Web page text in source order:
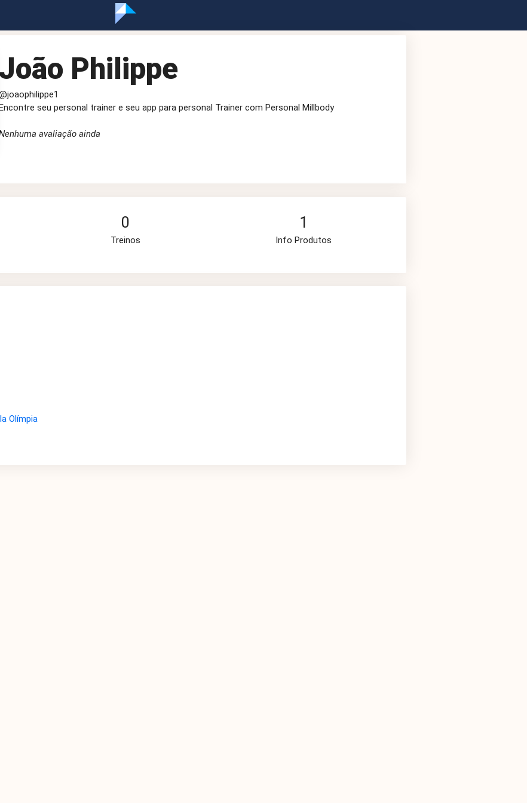
João Philippe
seu personal trainer e seu app para personal Trainer com Personal Millbody
avaliação ainda
0
Treinos
1
Info Produtos
Olímpia